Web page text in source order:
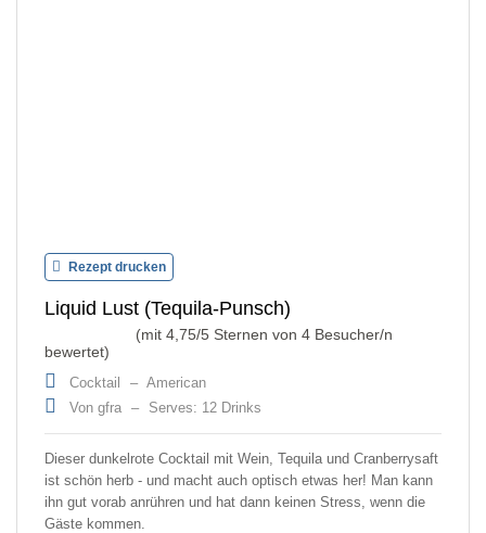
Rezept drucken
Liquid Lust (Tequila-Punsch)
(mit 4,75/5 Sternen von 4 Besucher/n
bewertet)
Cocktail – American
Von gfra – Serves: 12 Drinks
Dieser dunkelrote Cocktail mit Wein, Tequila und Cranberrysaft
ist schön herb - und macht auch optisch etwas her! Man kann
ihn gut vorab anrühren und hat dann keinen Stress, wenn die
Gäste kommen.